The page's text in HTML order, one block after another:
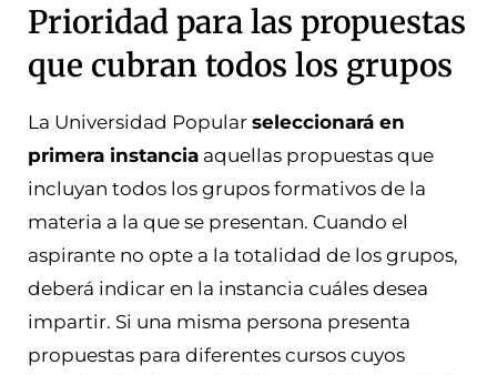
Prioridad para las propuestas
que cubran todos los grupos
La Universidad Popular seleccionará en
primera instancia aquellas propuestas que
incluyan todos los grupos formativos de la
materia a la que se presentan. Cuando el
aspirante no opte a la totalidad de los grupos,
deberá indicar en la instancia cuáles desea
impartir. Si una misma persona presenta
propuestas para diferentes cursos cuyos